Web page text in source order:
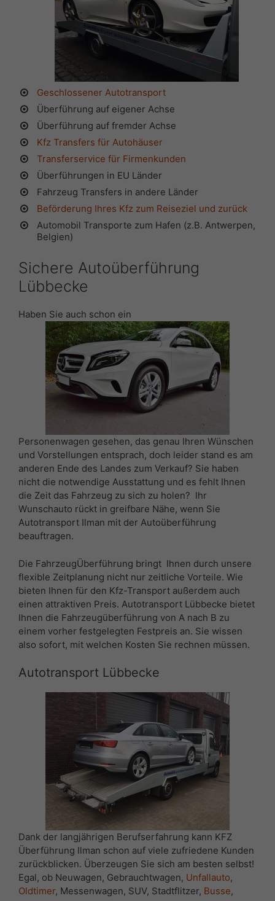
Geschlossener Autotransport
Überführung auf eigener Achse
Überführung auf fremder Achse
Kfz Transfers für Autohäuser
Transferservice für Firmenkunden
Überführungen in EU Länder
Fahrzeug Transfers in andere Länder
Beförderung Ihres Kfz zum Reiseziel und zurück
Automobil Transporte zum Hafen (z.B. Antwerpen,
Belgien)
Sichere Autoüberführung
Lübbecke
Haben Sie auch schon ein
Personenwagen gesehen, das genau Ihren Wünschen
und Vorstellungen entsprach, doch leider stand es am
anderen Ende des Landes zum Verkauf? Sie haben
nicht die notwendige Ausstattung und es fehlt Ihnen
die Zeit das Fahrzeug zu sich zu holen? Ihr
Wunschauto rückt in greifbare Nähe, wenn Sie
Autotransport Ilman mit der Autoüberführung
beauftragen.
Die FahrzeugÜberführung bringt Ihnen durch unsere
flexible Zeitplanung nicht nur zeitliche Vorteile. Wie
bieten Ihnen für den Kfz-Transport außerdem auch
einen attraktiven Preis. Autotransport Lübbecke bietet
Ihnen die Fahrzeugüberführung von A nach B zu
einem vorher festgelegten Festpreis an. Sie wissen
also sofort, mit welchen Kosten Sie rechnen müssen.
Autotransport Lübbecke
Dank der langjährigen Berufserfahrung kann KFZ
Überführung Ilman schon auf viele zufriedene Kunden
zurückblicken. Überzeugen Sie sich am besten selbst!
Egal, ob Neuwagen, Gebrauchtwagen, Unfallauto,
Oldtimer, Messenwagen, SUV, Stadtflitzer, Busse,